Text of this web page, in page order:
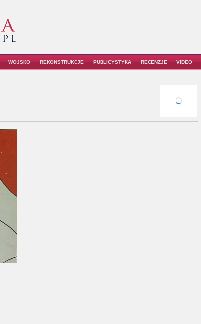
WOJSKO REKONSTRUKCJE PUBLICYSTYKA RECENZJE VIDEO